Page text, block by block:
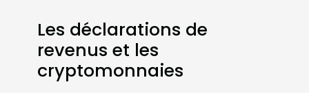
Les déclarations de
revenus et les
cryptomonnaies